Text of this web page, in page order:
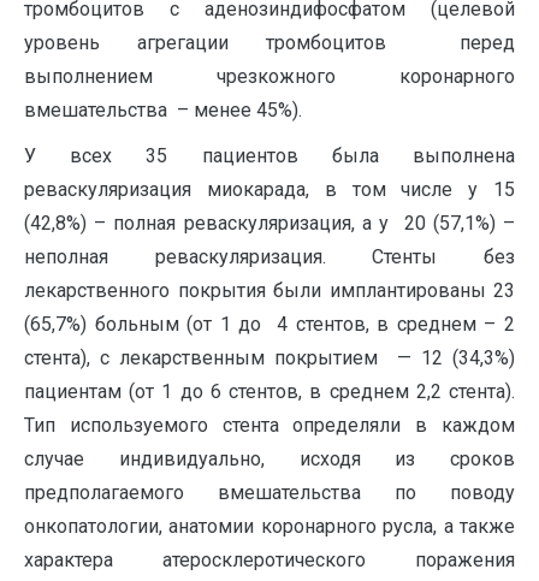
тромбоцитов с аденозиндифосфатом (целевой
уровень агрегации тромбоцитов перед
выполнением чрезкожного коронарного
вмешательства – менее 45%).
У всех 35 пациентов была выполнена
реваскуляризация миокарада, в том числе у 15
(42,8%) – полная реваскуляризация, а у 20 (57,1%) –
неполная реваскуляризация. Стенты без
лекарственного покрытия были имплантированы 23
(65,7%) больным (от 1 до 4 стентов, в среднем – 2
стента), с лекарственным покрытием — 12 (34,3%)
пациентам (от 1 до 6 стентов, в среднем 2,2 стента).
Тип используемого стента определяли в каждом
случае индивидуально, исходя из сроков
предполагаемого вмешательства по поводу
онкопатологии, анатомии коронарного русла, а также
характера атеросклеротического поражения